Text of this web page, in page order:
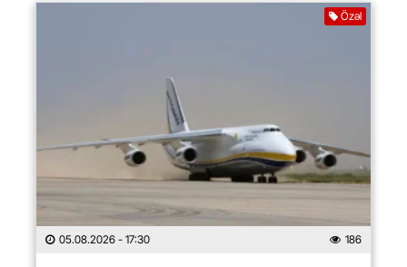
Özəl
05.08.2026 - 17:30 186